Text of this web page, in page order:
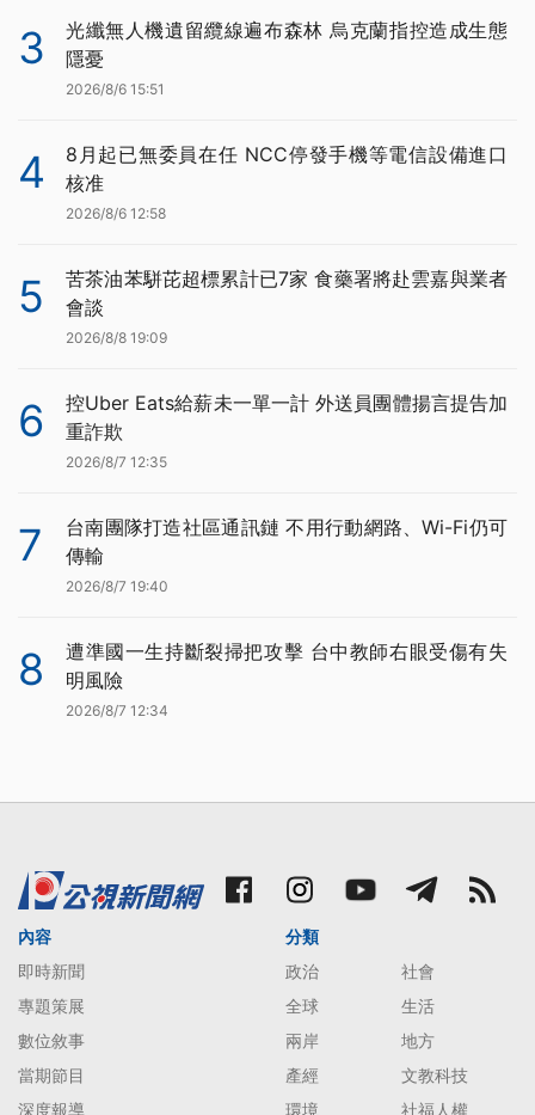
3
光纖無人機遺留纜線遍布森林 烏克蘭指控造成生態
隱憂
2026/8/6 15:51
4
8月起已無委員在任 NCC停發手機等電信設備進口
核准
2026/8/6 12:58
5
苦茶油苯駢芘超標累計已7家 食藥署將赴雲嘉與業者
會談
2026/8/8 19:09
6
控Uber Eats給薪未一單一計 外送員團體揚言提告加
重詐欺
2026/8/7 12:35
7
台南團隊打造社區通訊鏈 不用行動網路、Wi-Fi仍可
傳輸
2026/8/7 19:40
8
遭準國一生持斷裂掃把攻擊 台中教師右眼受傷有失
明風險
2026/8/7 12:34
內容
即時新聞
專題策展
數位敘事
當期節目
深度報導
分類
政治
社會
全球
生活
兩岸
地方
產經
文教科技
環境
社福人權